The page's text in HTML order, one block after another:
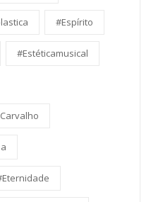
#Espírito
#Estéticamusical